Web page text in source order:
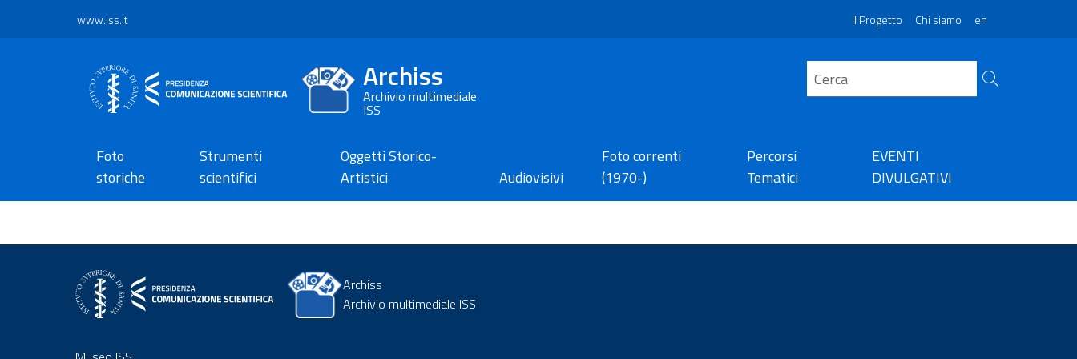
www.iss.it Il Progetto Chi siamo en
Archiss
Archivio multimediale
ISS
Foto
storiche
Strumenti
scientifici
Oggetti Storico-
Artistici
Audiovisivi
Foto correnti
(1970-)
Percorsi
Tematici
EVENTI
DIVULGATIVI
Archiss
Archivio multimediale ISS